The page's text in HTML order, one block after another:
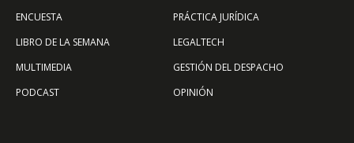
ENCUESTA
LIBRO DE LA SEMANA
MULTIMEDIA
PODCAST
PRÁCTICA JURÍDICA
LEGALTECH
GESTIÓN DEL DESPACHO
OPINIÓN